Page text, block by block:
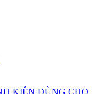
KIỆN DÙNG CHO